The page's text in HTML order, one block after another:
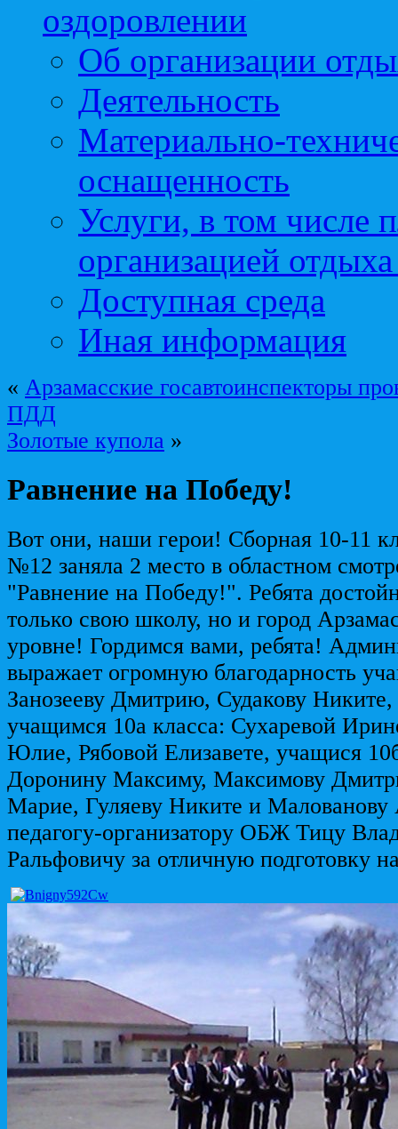
оздоровлении
Об организации
Деятельность
Материально-
оснащенность
Услуги, в том числе
организацией
Доступная среда
Иная информация
« Арзамасские госавтоинспекторы
ПДД
Золотые купола »
Равнение на Победу!
Вот они, наши герои! Сборная 10-11
№12 заняла 2 место в областном
"Равнение на Победу!". Ребята
только свою школу, но и город
уровне! Гордимся вами, ребята!
выражает огромную благодарность
Занозееву Дмитрию, Судакову
учащимся 10а класса: Сухаревой
Юлие, Рябовой Елизавете, учащися
Доронину Максиму, Максимову
Марие, Гуляеву Никите и
педагогу-организатору ОБЖ Тицу
Ральфовичу за отличную подготовку